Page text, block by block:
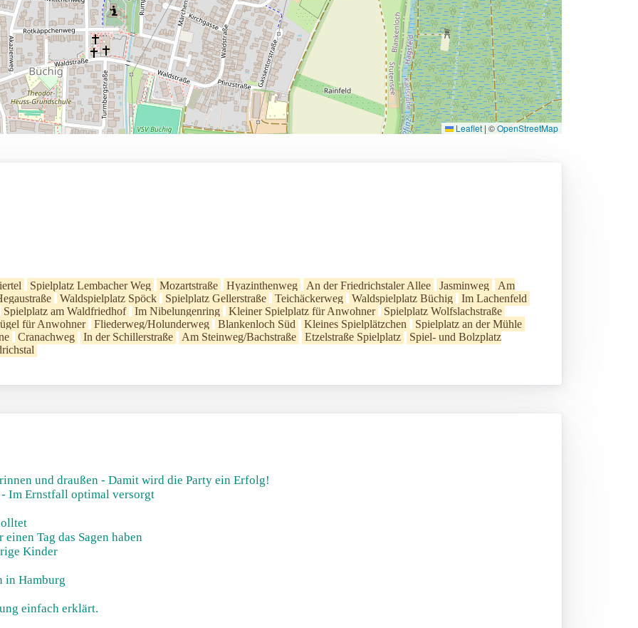
Leaflet | ©OpenStreetMap
Spielplatz Lembacher Weg Mozartstraße Hyazinthenweg An der Friedrichstaler Allee Jasminweg
Am
Waldspielplatz Spöck Spielplatz Gellerstraße Teichäckerweg Waldspielplatz Büchig
Im Lachenfeld
Spielplatz am Waldfriedhof
Im Nibelungenring Kleiner Spielplatz für Anwohner
Spielplatz Wolfslachstraße
für Anwohner
Fliederweg/Holunderweg Blankenloch Süd Kleines Spielplätzchen
Spielplatz an der Mühle
Cranachweg In der Schillerstraße Am Steinweg/Bachstraße Etzelstraße Spielplatz
Spiel- und Bolzplatz
und draußen - Damit wird die Party ein Erfolg!
Im Ernstfall optimal versorgt
Tag das Sagen haben
Kinder
in Hamburg
einfach erklärt.